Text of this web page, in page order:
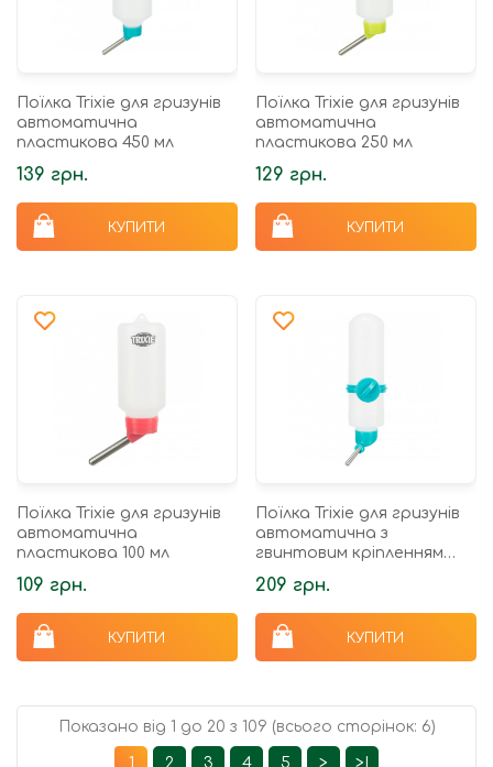
Поїлка Trixie для гризунів
автоматична
пластикова 450 мл
139 грн.
КУПИТИ
Поїлка Trixie для гризунів
автоматична
пластикова 250 мл
129 грн.
КУПИТИ
Поїлка Trixie для гризунів
автоматична
пластикова 100 мл
109 грн.
КУПИТИ
Поїлка Trixie для гризунів
автоматична з
гвинтовим кріпленням
пластикова 500 мл
209 грн.
КУПИТИ
Показано від 1 до 20 з 109 (всього сторінок: 6)
1 2 3 4 5 > >|